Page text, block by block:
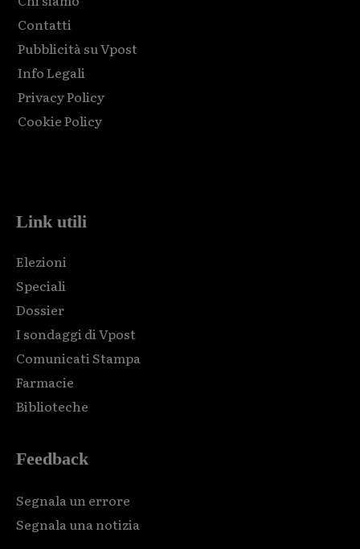
Contatti
Pubblicità su Vpost
Info Legali
Privacy Policy
Cookie Policy
Link utili
Elezioni
Speciali
Dossier
I sondaggi di Vpost
Comunicati Stampa
Farmacie
Biblioteche
Feedback
Segnala un errore
Segnala una notizia